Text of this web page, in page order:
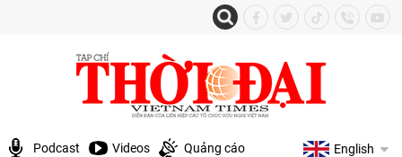
Podcast Videos Quảng cáo English